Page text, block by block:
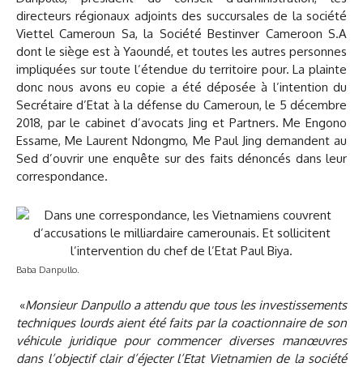
directeurs régionaux adjoints des succursales de la société
Viettel Cameroun Sa, la Société Bestinver Cameroon S.A
dont le siège est à Yaoundé, et toutes les autres personnes
impliquées sur toute l’étendue du territoire pour. La plainte
donc nous avons eu copie a été déposée à l’intention du
Secrétaire d’Etat à la défense du Cameroun, le 5 décembre
2018, par le cabinet d’avocats Jing et Partners. Me Engono
Essame, Me Laurent Ndongmo, Me Paul Jing demandent au
Sed d’ouvrir une enquête sur des faits dénoncés dans leur
correspondance.
Baba Danpullo.
«Monsieur Danpullo a attendu que tous les investissements
techniques lourds aient été faits par la coactionnaire de son
véhicule juridique pour commencer diverses manœuvres
dans l’objectif clair d’éjecter l’Etat Vietnamien de la société